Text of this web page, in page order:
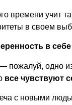
времени учит
в своем
в себе
пожалуй, одно
все чувствуют
с новыми